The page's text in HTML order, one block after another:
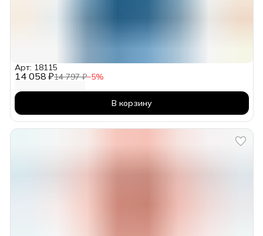
14 058 ₽14 797 ₽−5%
Арт: 18115
В корзину